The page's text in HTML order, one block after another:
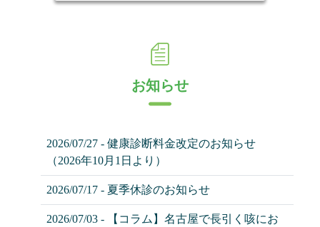
お知らせ
2026/07/27 - 健康診断料金改定のお知らせ
（2026年10月1日より）
2026/07/17 - 夏季休診のお知らせ
2026/07/03 - 【コラム】名古屋で長引く咳にお